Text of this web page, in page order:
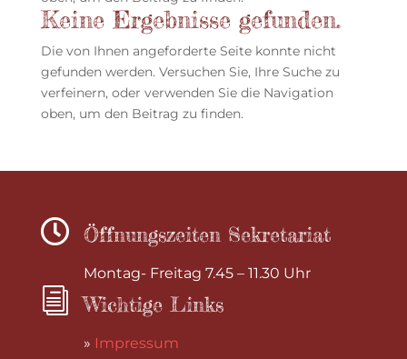
Keine Ergebnisse gefunden.
Die von Ihnen angeforderte Seite konnte nicht
gefunden werden. Versuchen Sie, Ihre Suche zu
verfeinern, oder verwenden Sie die Navigation
oben, um den Beitrag zu finden.
 Öffnungszeiten Sekretariat
Montag- Freitag 7.45 – 11.30 Uhr
i Wichtige Links
» Impressum